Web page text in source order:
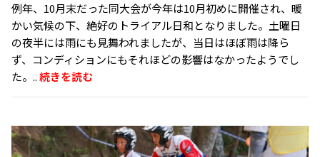
例年、10月末だった同大会が今年は10月初めに開催され、暖
かい気候の下、絶好のトライアル日和となりました。土曜日
の夜半には雨にも見舞われましたが、当日はほぼ雨は降ら
ず、コンディションにもそれほどの影響はなかったようでし
た。..続きを読む